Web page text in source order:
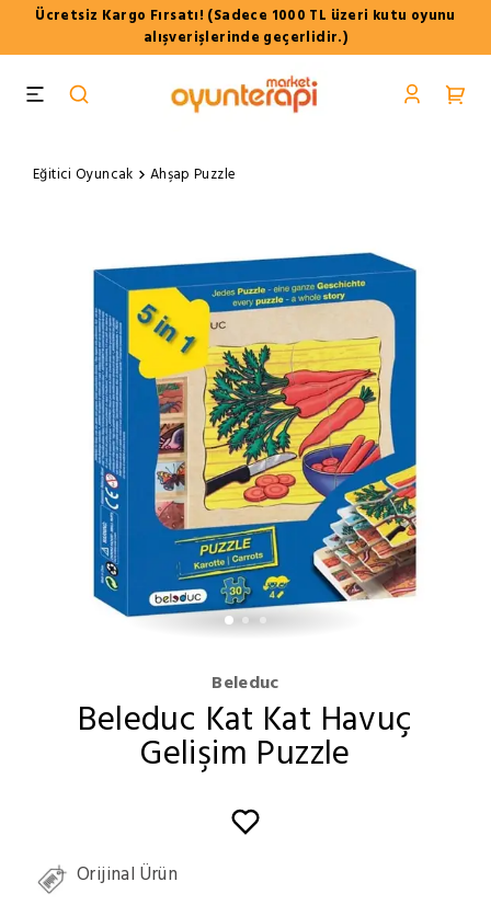
Ücretsiz Kargo Fırsatı! (Sadece 1000 TL üzeri kutu oyunu
alışverişlerinde geçerlidir.)
Eğitici Oyuncak Ahşap Puzzle
Beleduc
Beleduc Kat Kat Havuç
Gelişim Puzzle
Orijinal Ürün